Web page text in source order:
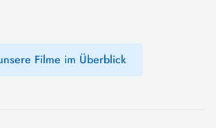
Filme im Überblick